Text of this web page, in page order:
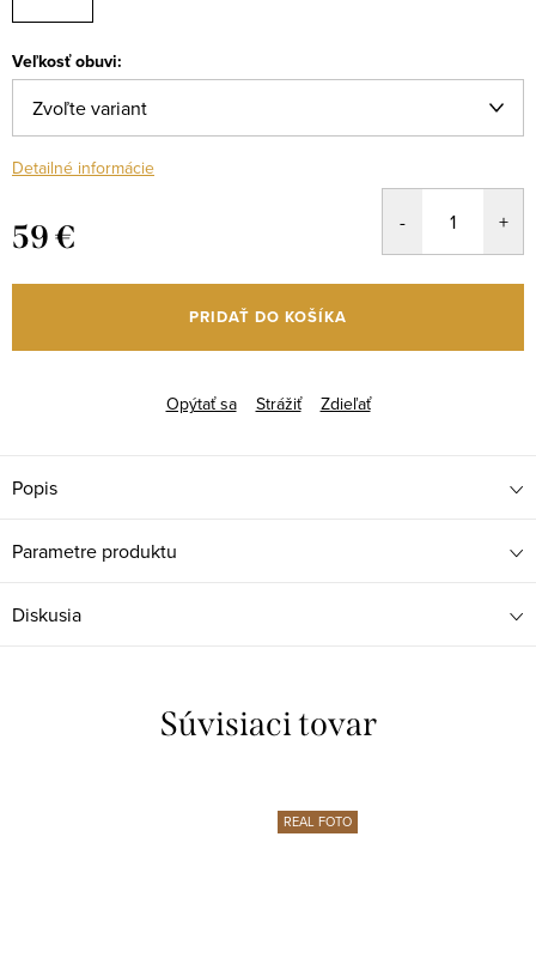
Veľkosť obuvi:
Detailné informácie
59 €
cena:
PRIDAŤ DO KOŠÍKA
Opýtať sa Strážiť Zdieľať
Popis
Parametre produktu
Diskusia
Súvisiaci tovar
REAL FOTO